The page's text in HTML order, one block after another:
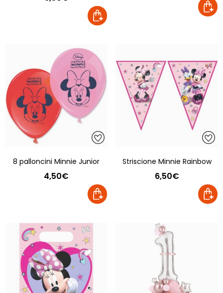
8 palloncini Minnie Junior
4,50€
Striscione Minnie Rainbow
6,50€